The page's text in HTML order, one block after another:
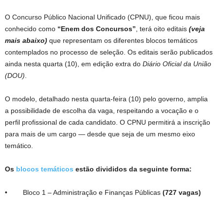
O Concurso Público Nacional Unificado (CPNU), que ficou mais
conhecido como “Enem dos Concursos” , terá oito editais (veja
mais abaixo) que representam os diferentes blocos temáticos
contemplados no processo de seleção. Os editais serão publicados
ainda nesta quarta (10), em edição extra do Diário Oficial da União
(DOU)
O modelo, detalhado nesta quarta-feira (10) pelo governo, amplia
a possibilidade de escolha da vaga, respeitando a vocação e o
perfil profissional de cada candidato. O CPNU permitirá a inscrição
para mais de um cargo — desde que seja de um mesmo eixo
temático.
Os blocos temáticos estão divididos da seguinte forma:
• Bloco 1 – Administração e Finanças Públicas (727 vagas)